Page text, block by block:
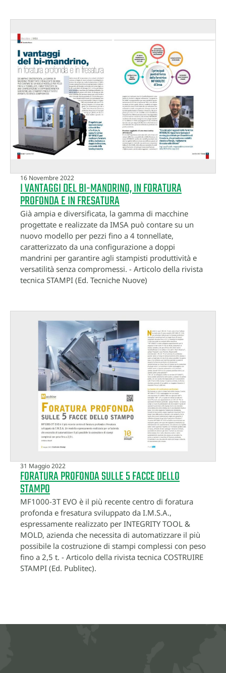
16 Novembre 2022
I VANTAGGI DEL BI-MANDRINO, IN FORATURA
PROFONDA E IN FRESATURA
Già ampia e diversificata, la gamma di macchine
progettate e realizzate da IMSA può contare su un
nuovo modello per pezzi fino a 4 tonnellate,
caratterizzato da una configurazione a doppi
mandrini per garantire agli stampisti produttività e
versatilità senza compromessi. - Articolo della rivista
tecnica STAMPI (Ed. Tecniche Nuove)
31 Maggio 2022
FORATURA PROFONDA SULLE 5 FACCE DELLO
STAMPO
MF1000-3T EVO è il più recente centro di foratura
profonda e fresatura sviluppato da I.M.S.A.,
espressamente realizzato per INTEGRITY TOOL &
MOLD, azienda che necessita di automatizzare il più
possibile la costruzione di stampi complessi con peso
fino a 2,5 t. - Articolo della rivista tecnica COSTRUIRE
STAMPI (Ed. Publitec).